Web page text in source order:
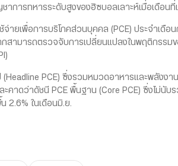
การทหารระดับสูงของฮิซบอลเลาะห์เมื่อเดือนที่
พื่อการบริโภคส่วนบุคคล (PCE) ประจำเดือน
สามารถตรวจจับการเปลี่ยนแปลงในพฤติกรรม
PCE) ซึ่งรวมหมวดอาหารและพลังงาน
คาดว่าดัชนี PCE พื้นฐาน (Core PCE) ซึ่งไม่นั
2.6% ในเดือนมิ.ย.